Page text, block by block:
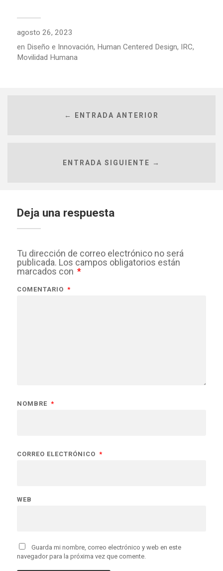
agosto 26, 2023
en Diseño e Innovación, Human Centered Design, IRC,
Movilidad Humana
← ENTRADA ANTERIOR
ENTRADA SIGUIENTE →
Deja una respuesta
Tu dirección de correo electrónico no será
publicada. Los campos obligatorios están
marcados con *
COMENTARIO *
NOMBRE *
CORREO ELECTRÓNICO *
WEB
Guarda mi nombre, correo electrónico y web en este
navegador para la próxima vez que comente.